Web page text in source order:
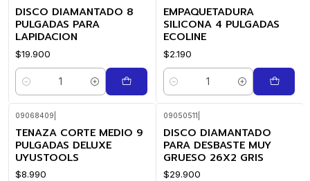
DISCO DIAMANTADO 8
PULGADAS PARA
LAPIDACION
$19.900
Cantidad
EMPAQUETADURA
SILICONA 4 PULGADAS
ECOLINE
$2.190
Cantidad
09068409
TENAZA CORTE MEDIO 9
PULGADAS DELUXE
UYUSTOOLS
$8.990
09050511
DISCO DIAMANTADO
PARA DESBASTE MUY
GRUESO 26X2 GRIS
$29.900